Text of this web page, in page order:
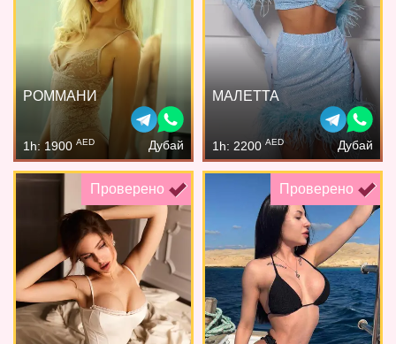
РОММАНИ
1h: 1900 AED Дубай
МАЛЕТТА
1h: 2200 AED Дубай
Проверено Проверено